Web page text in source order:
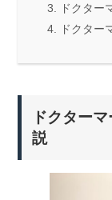
ドクター
ドクター
ドクター
説